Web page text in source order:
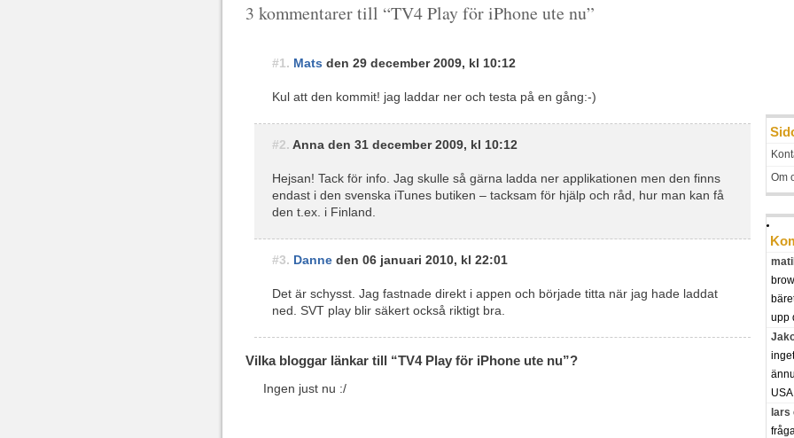
3 kommentarer till “TV4 Play för iPhone ute nu”
#1. Mats den 29 december 2009, kl 10:12
Kul att den kommit! jag laddar ner och testa på en gång:-)
#2. Anna den 31 december 2009, kl 10:12
Hejsan! Tack för info. Jag skulle så gärna ladda ner applikationen men den finns
endast i den svenska iTunes butiken – tacksam för hjälp och råd, hur man kan få
den t.ex. i Finland.
#3. Danne den 06 januari 2010, kl 22:01
Det är schysst. Jag fastnade direkt i appen och började titta när jag hade laddat
ned. SVT play blir säkert också riktigt bra.
Vilka bloggar länkar till “TV4 Play för iPhone ute nu”?
Ingen just nu :/
Om
upp
lars